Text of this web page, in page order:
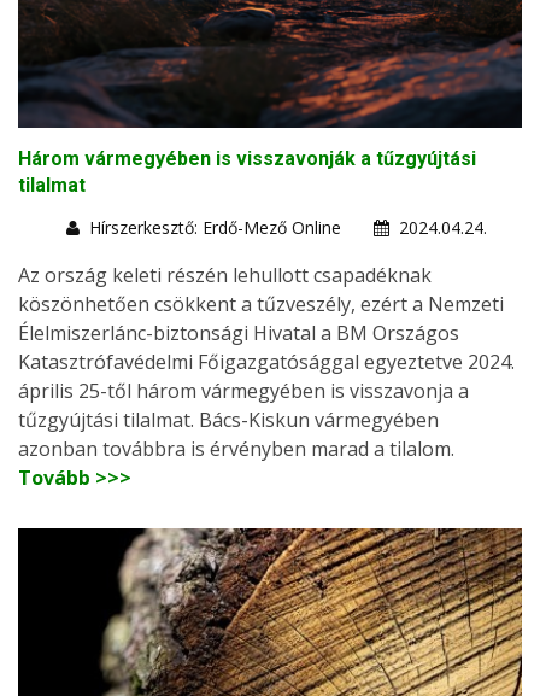
Három vármegyében is visszavonják a tűzgyújtási
tilalmat
Hírszerkesztő: Erdő-Mező Online
2024.04.24.
Az ország keleti részén lehullott csapadéknak
köszönhetően csökkent a tűzveszély, ezért a Nemzeti
Élelmiszerlánc-biztonsági Hivatal a BM Országos
Katasztrófavédelmi Főigazgatósággal egyeztetve 2024.
április 25-től három vármegyében is visszavonja a
tűzgyújtási tilalmat. Bács-Kiskun vármegyében
azonban továbbra is érvényben marad a tilalom.
Tovább >>>